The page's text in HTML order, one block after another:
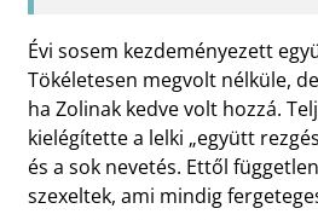
Évi sosem kezdeményezett
Tökéletesen megvolt nélküle,
ha Zolinak kedve volt hozzá.
kielégítette a lelki „együtt
és a sok nevetés. Ettől
szexeltek, ami mindig